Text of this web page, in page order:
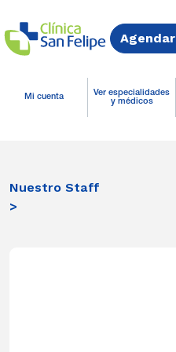
Mi cuenta
Ver especialidades
y médicos
Nuestro Staff
>